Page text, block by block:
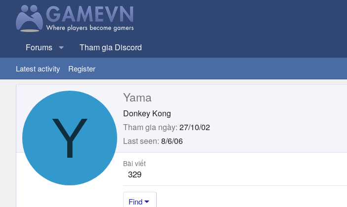
Forums Tham gia Discord
Latest activity Register
Y
Yama
Donkey Kong
Tham gia ngày 27/10/02
Last seen 8/6/06
Bài viết
329
Find